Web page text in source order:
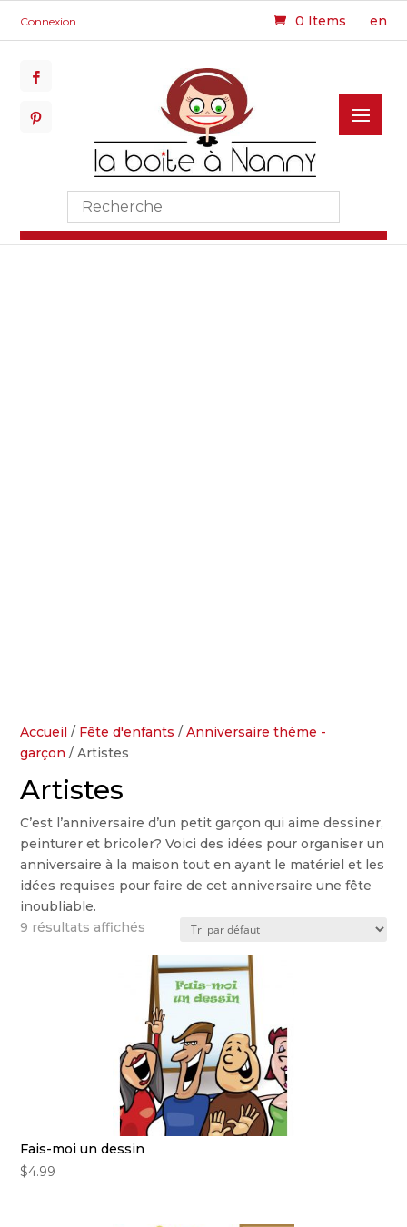
Connexion 0 Items en
Accueil / Fête d'enfants /Anniversaire thème -
garçon / Artistes
Artistes
C’est l’anniversaire d’un petit garçon qui aime dessiner,
peinturer et bricoler? Voici des idées pour organiser un
anniversaire à la maison tout en ayant le matériel et les
idées requises pour faire de cet anniversaire une fête
inoubliable.
9 résultats affichés
Fais-moi un dessin
$4.99